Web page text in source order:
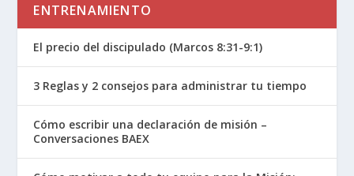
ENTRENAMIENTO
El precio del discipulado (Marcos 8:31-9:1)
3 Reglas y 2 consejos para administrar tu tiempo
Cómo escribir una declaración de misión –
Conversaciones BAEX